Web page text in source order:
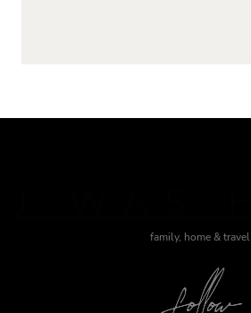
family, home & travel